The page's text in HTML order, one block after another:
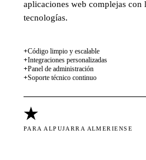
aplicaciones web complejas con
tecnologías.
+Código limpio y escalable
+Integraciones personalizadas
+Panel de administración
+Soporte técnico continuo
★
PARA ALPUJARRA ALMERIENSE